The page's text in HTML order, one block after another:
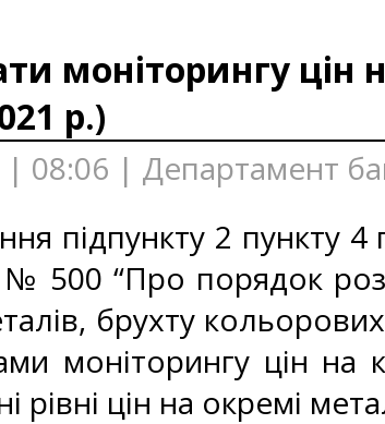
моніторингу цін
р.)
08:06 | Департамент
підпункту 2 пункту 4
500 “Про порядок
брухту
моніторингу цін
рівні цін на окремі